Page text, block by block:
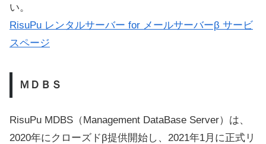
い。
RisuPu レンタルサーバー for メールサーバーβ サービ
スページ
ＭＤＢＳ
RisuPu MDBS（Management DataBase Server）は、
2020年にクローズドβ提供開始し、2021年1月に正式リ